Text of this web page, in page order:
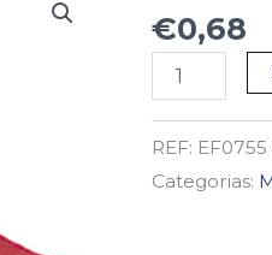
€0,68
de
PANO
VERMELHO
VOLUME
40X38
REF: EF0755
Categorias: